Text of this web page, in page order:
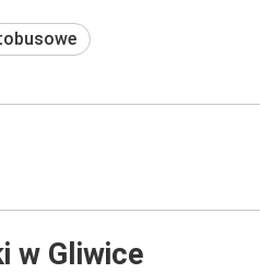
w Gliwice